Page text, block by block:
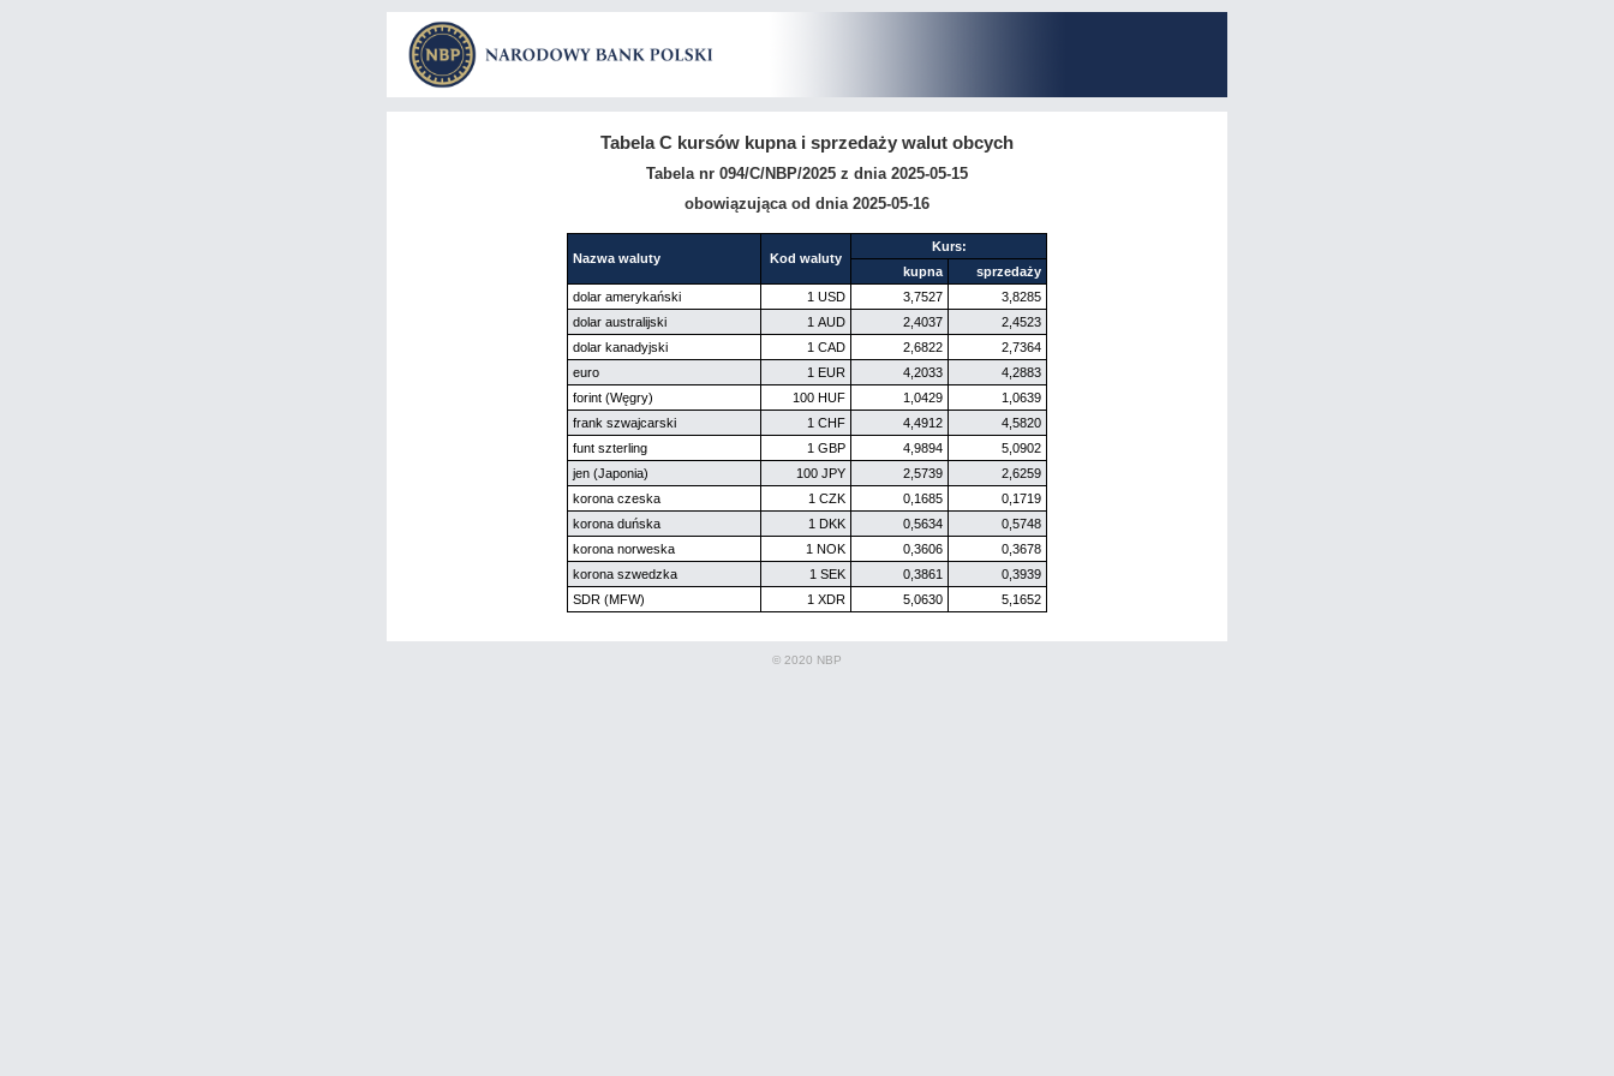
Tabela C kursów kupna i sprzedaży walut obcych
Tabela nr 094/C/NBP/2025 z dnia 2025-05-15
obowiązująca od dnia 2025-05-16
Nazwa waluty Kod waluty
Kurs:
kupna
sprzedaży
dolar amerykański
1 USD 3,7527
3,8285
dolar australijski
1 AUD 2,4037
2,4523
dolar kanadyjski
1 CAD 2,6822
2,7364
euro
1 EUR 4,2033
4,2883
forint (Węgry)
100 HUF 1,0429
1,0639
frank szwajcarski
1 CHF 4,4912
4,5820
funt szterling
1 GBP 4,9894
5,0902
jen (Japonia)
100 JPY 2,5739
2,6259
korona czeska
1 CZK 0,1685
0,1719
korona duńska
1 DKK 0,5634
0,5748
korona norweska
1 NOK 0,3606
0,3678
korona szwedzka
1 SEK 0,3861
0,3939
SDR (MFW)
1 XDR 5,0630 5,1652
© 2020 NBP